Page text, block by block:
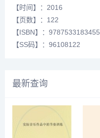
【时间】：2016
【页数】：122
【ISBN】：9787533183455
【SS码】：96108122
最新查询